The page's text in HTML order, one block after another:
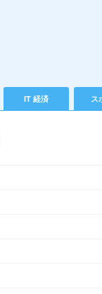
IT 経済 ス